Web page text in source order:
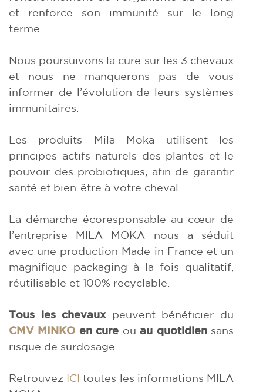
et renforce son immunité sur le long
terme.
Nous poursuivons la cure sur les 3 chevaux
et nous ne manquerons pas de vous
informer de l’évolution de leurs systèmes
immunitaires.
Les produits Mila Moka utilisent les
principes actifs naturels des plantes et le
pouvoir des probiotiques, afin de garantir
santé et bien-être à votre cheval.
La démarche écoresponsable au cœur de
l’entreprise MILA MOKA nous a séduit
avec une production Made in France et un
magnifique packaging à la fois qualitatif,
réutilisable et 100% recyclable.
Tous les chevauxpeuvent bénéficier du
CMV MINKO en cure ouau quotidiensans
risque de surdosage.
Retrouvez ICI toutes les informations MILA